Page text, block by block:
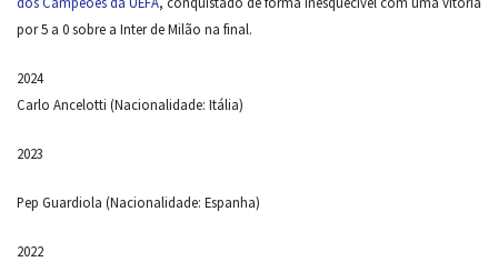
por 5 a 0 sobre a Inter de Milão na final.
2024
Carlo Ancelotti (Nacionalidade: Itália)
2023
Pep Guardiola (Nacionalidade: Espanha)
2022